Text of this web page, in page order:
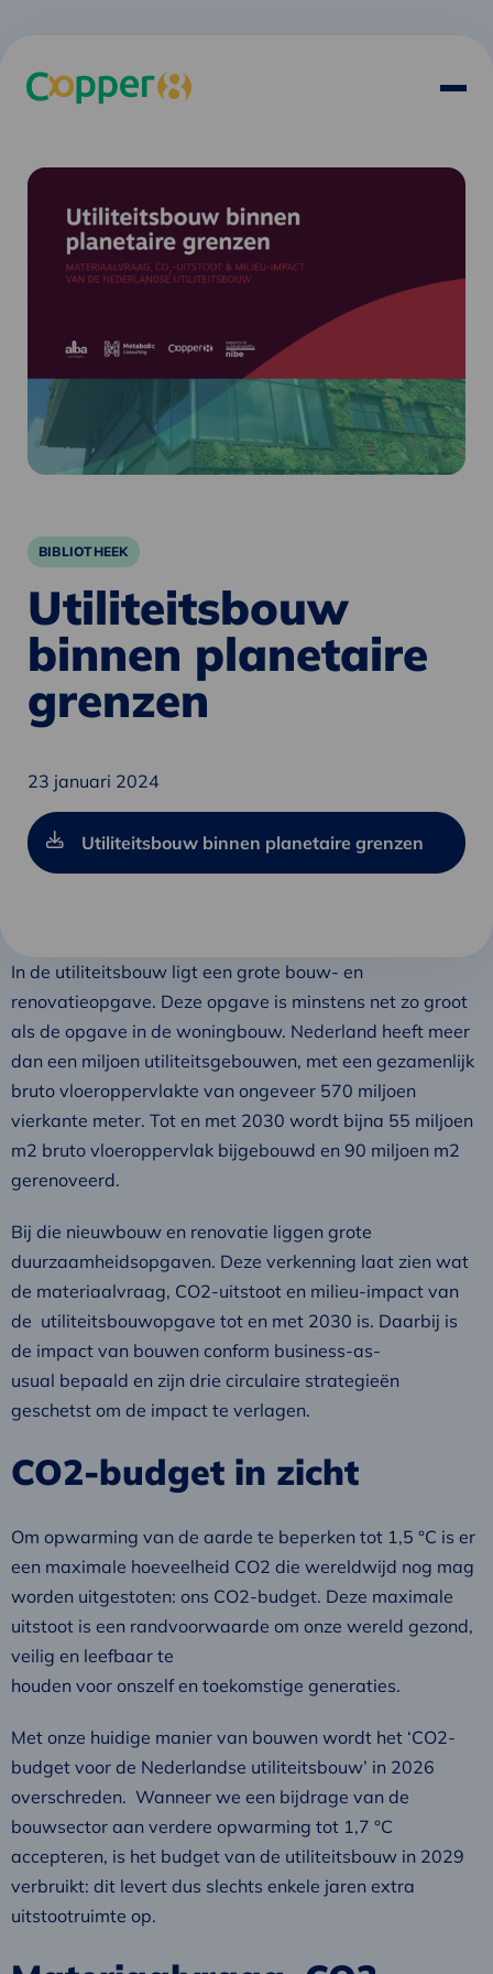
BIBLIOTHEEK
Utiliteitsbouw
binnen planetaire
grenzen
23 januari 2024
Utiliteitsbouw binnen planetaire grenzen
In de utiliteitsbouw ligt een grote bouw- en
renovatieopgave. Deze opgave is minstens net zo groot
als de opgave in de woningbouw. Nederland heeft meer
dan een miljoen utiliteitsgebouwen, met een gezamenlijk
bruto vloeroppervlakte van ongeveer 570 miljoen
vierkante meter. Tot en met 2030 wordt bijna 55 miljoen
m2 bruto vloeroppervlak bijgebouwd en 90 miljoen m2
gerenoveerd.
Bij die nieuwbouw en renovatie liggen grote
duurzaamheidsopgaven. Deze verkenning laat zien wat
de materiaalvraag, CO2-uitstoot en milieu-impact van
de utiliteitsbouwopgave tot en met 2030 is. Daarbij is
de impact van bouwen conform business-as-
usual bepaald en zijn drie circulaire strategieën
geschetst om de impact te verlagen.
CO2-budget in zicht
Om opwarming van de aarde te beperken tot 1,5 °C is er
een maximale hoeveelheid CO2 die wereldwijd nog mag
worden uitgestoten: ons CO2-budget. Deze maximale
uitstoot is een randvoorwaarde om onze wereld gezond,
veilig en leefbaar te
houden voor onszelf en toekomstige generaties.
Met onze huidige manier van bouwen wordt het ‘CO2-
budget voor de Nederlandse utiliteitsbouw’ in 2026
overschreden. Wanneer we een bijdrage van de
bouwsector aan verdere opwarming tot 1,7 °C
accepteren, is het budget van de utiliteitsbouw in 2029
verbruikt: dit levert dus slechts enkele jaren extra
uitstootruimte op.